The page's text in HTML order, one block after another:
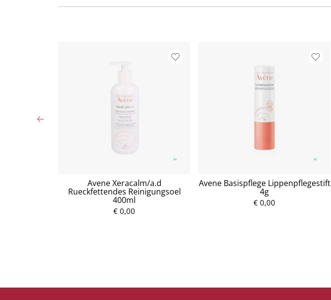
Avene Xeracalm/a.d
Rueckfettendes Reinigungsoel
400ml
€ 0,00
Avene Basispflege Lippenpflegestift
4g
€ 0,00
P
r
P